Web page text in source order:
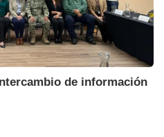
de información